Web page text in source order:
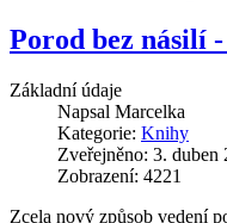
Porod bez násilí
Základní údaje
Napsal Marcelka
Kategorie: Knihy
Zveřejněno: 3. duben
Zobrazení: 4221
Zcela nový způsob vedení